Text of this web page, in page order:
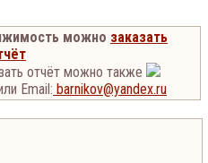
можно заказать
отчёт можно также
Email: barnikov@yandex.ru